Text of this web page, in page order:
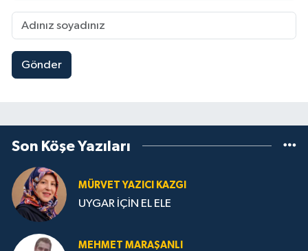
Gönder
Son Köşe Yazıları
MÜRVET YAZICI KAZGI
UYGAR İÇİN EL ELE
MEHMET MARAŞANLI